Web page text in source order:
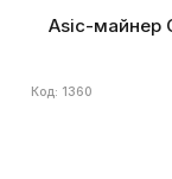
Asic-майнер
Код: 1360